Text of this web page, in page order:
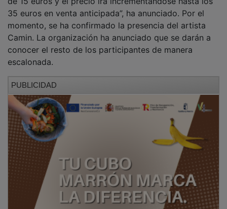
35 euros en venta anticipada”, ha anunciado. Por el
momento, se ha confirmado la presencia del artista
Camin. La organización ha anunciado que se darán a
conocer el resto de los participantes de manera
escalonada.